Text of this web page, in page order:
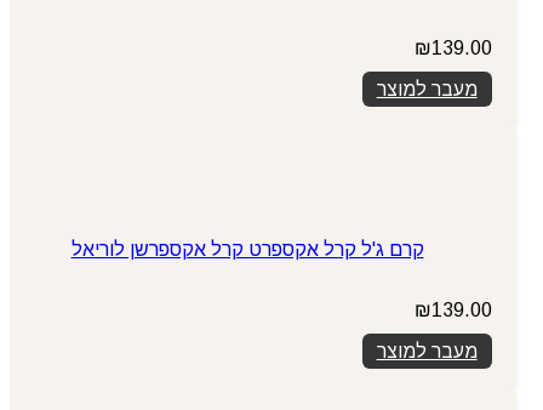
₪139.00
מעבר למוצר
קרם ג'ל קרל אקספרט קרל אקספרשן לוריאל
₪139.00
מעבר למוצר